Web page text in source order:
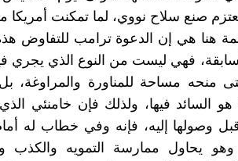
نعتزم صنع سلاح نووي، لما تمكنت أمريكا
هنا هي إن الدعوة ترامب للتفاوض هذه
فهي ليست من النوع الذي يجري
منحه مساحة للمناورة والمراوغة،
هو السائد فيها، ولذلك فإن خامنئي
وهو يحاول ممارسة التمويه والکذب